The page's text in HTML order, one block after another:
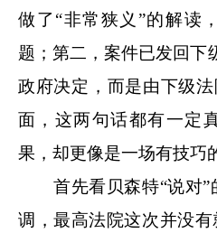
做了“非常狭义”的解读
题；第二，案件已发回下
政府决定，而是由下级
面，这两句话都有一定
果，却更像是一场有技巧
首先看贝森特“说对”
调，最高法院这次并没有